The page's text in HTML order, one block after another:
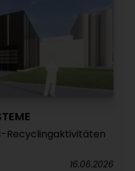
Recyclingaktivitäten
16.06.2026